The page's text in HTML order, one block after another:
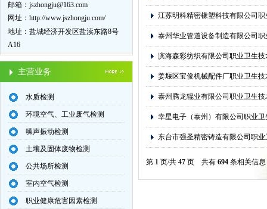
邮箱： jszhongju@163.com
网址： http://www.jszhongju.com/
地址：盐城经济开发区盐渎东路8号
A16
主营业务
水质检测
环境空气、工业废气检测
噪声振动检测
土壤及固体废物检测
公共场所检测
室内空气检测
职业健康危害因素检测
江苏明科精密橡塑科技有限公司
泰州华业管道设备制造有限公司
滨海森彩纺织有限公司职业卫生
姜堰区宝俊机械配件厂职业卫生
泰州腾龙辊业有限公司职业卫生
幸星电子（泰州）有限公司职业
东台市强圣精密铸造有限公司职
第 1 页/共 47 页 共有 694 条相关信